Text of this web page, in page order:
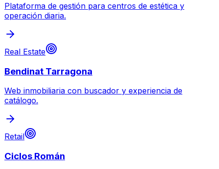
Plataforma de gestión para centros de estética y
operación diaria.
Real Estate
Bendinat Tarragona
Web inmobiliaria con buscador y experiencia de
catálogo.
Retail
Ciclos Román